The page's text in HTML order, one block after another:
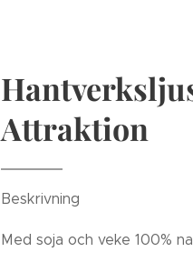
Attraktion
Beskrivning
Med soja och veke 100%